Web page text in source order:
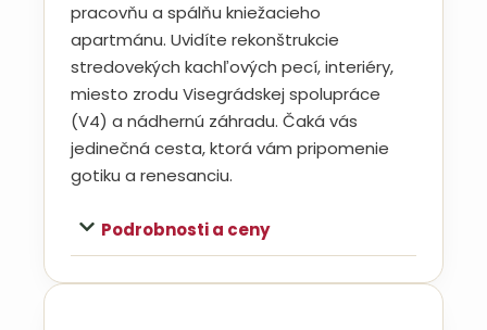
pracovňu a spálňu kniežacieho
apartmánu. Uvidíte rekonštrukcie
stredovekých kachľových pecí, interiéry,
miesto zrodu Visegrádskej spolupráce
(V4) a nádhernú záhradu. Čaká vás
jedinečná cesta, ktorá vám pripomenie
gotiku a renesanciu.
Podrobnosti a ceny